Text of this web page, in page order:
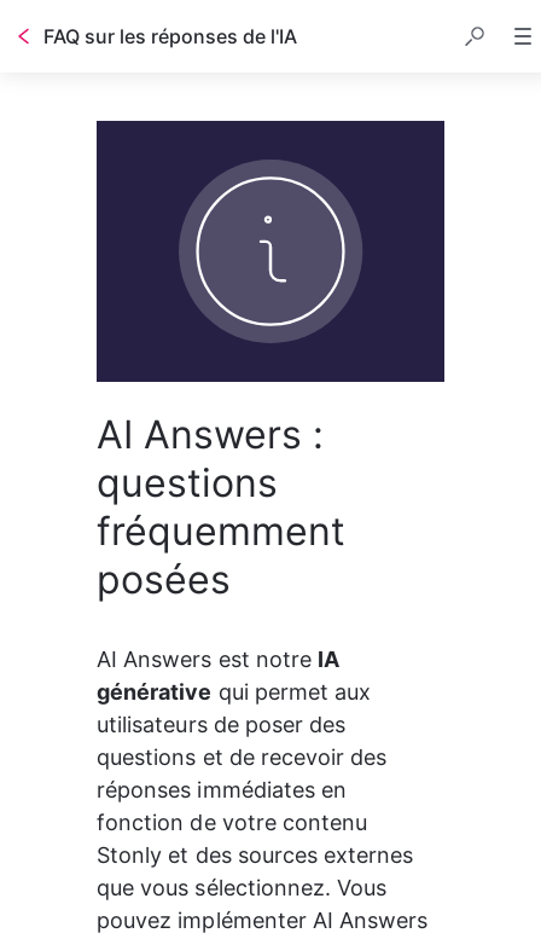
FAQ sur les réponses de l'IA
AI Answers :
questions
fréquemment
posées
AI Answers est notre IA
générative qui permet aux
utilisateurs de poser des
questions et de recevoir des
réponses immédiates en
fonction de votre contenu
Stonly et des sources externes
que vous sélectionnez. Vous
pouvez implémenter AI Answers